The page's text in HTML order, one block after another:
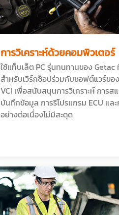
การวิเคราะห์ด้วยคอมพิวเตอร์
ใช้แท็บเล็ต PC รุ่นทนทานของ
สำหรับเวิร์กช็อปร่วมกับซอฟต์แวร์ขอ
VCI เพื่อสนับสนุนการวิเคราะห์ การส
บันทึกข้อมูล การรีโปรแกรม ECU แล
อย่างต่อเนื่องไม่มีสะดุด